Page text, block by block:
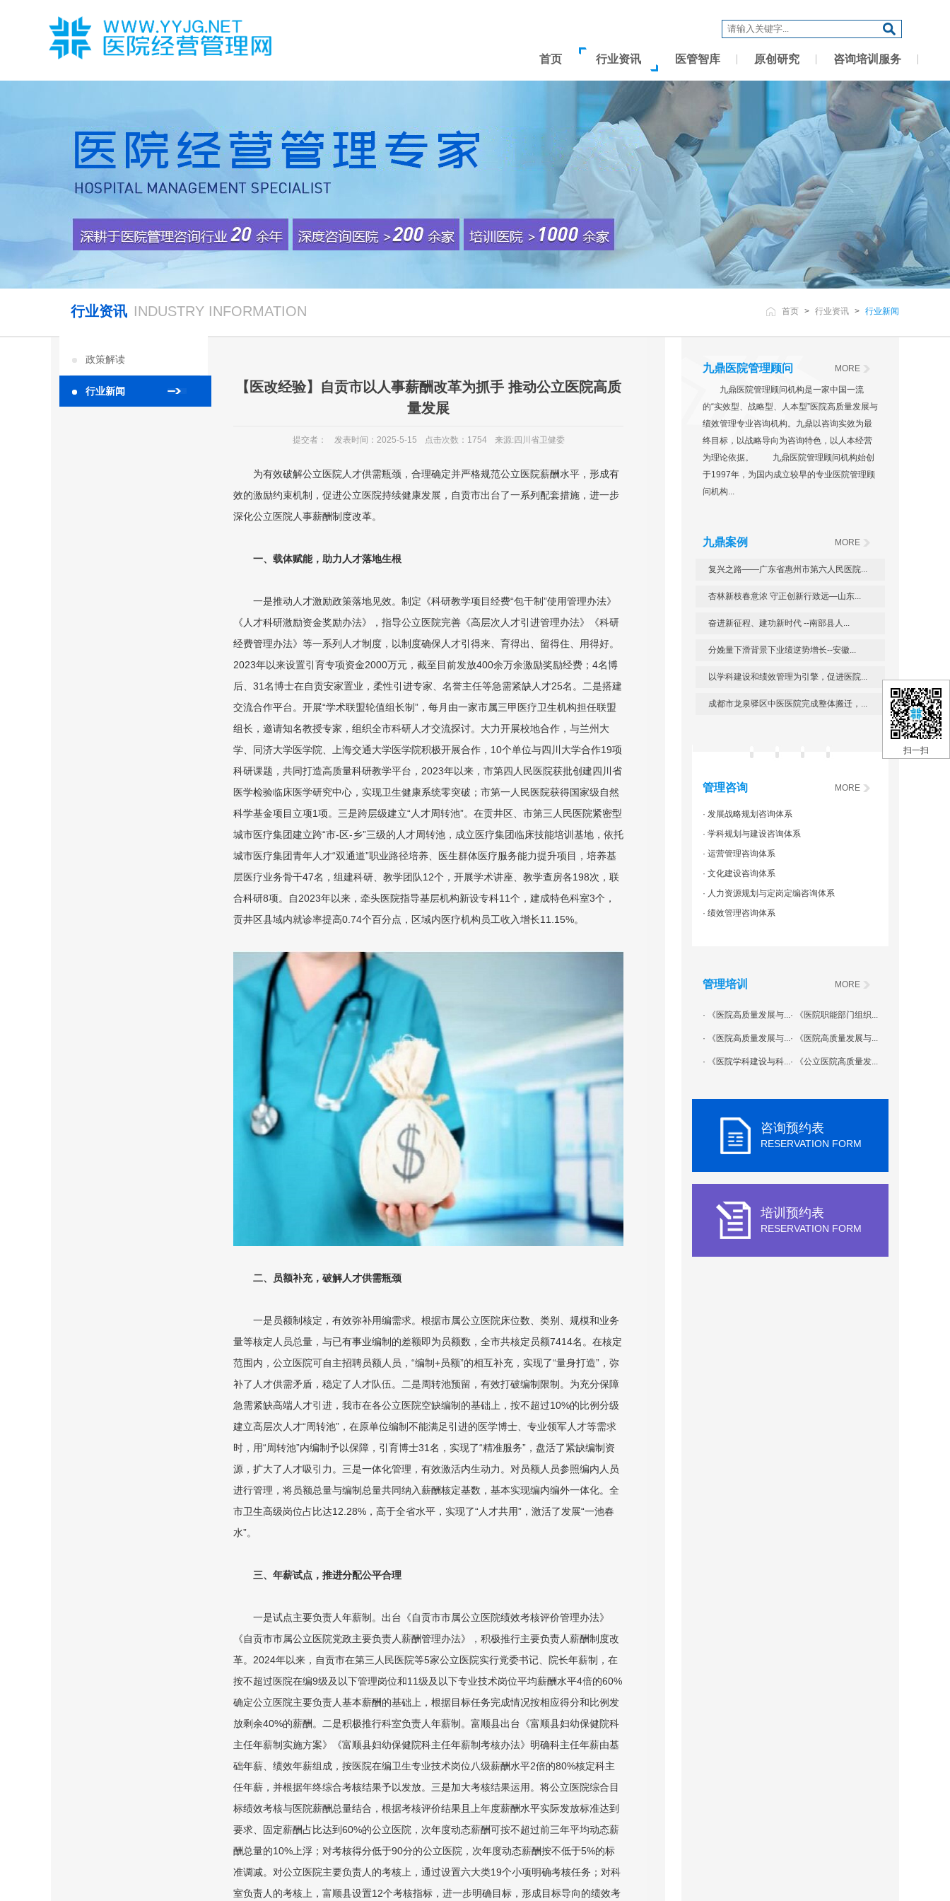
首页 行业资讯 医管智库 原创研究 咨询培训服务
行业资讯 INDUSTRY INFORMATION 首页 > 行业资讯 > 行业新闻
政策解读
行业新闻
【医改经验】自贡市以人事薪酬改革为抓手 推动公立医院高质
量发展
提交者： 发表时间：2025-5-15 点击次数：1754 来源:四川省卫健委
为有效破解公立医院人才供需瓶颈，合理确定并严格规范公立医院薪酬水平，形成有
效的激励约束机制，促进公立医院持续健康发展，自贡市出台了一系列配套措施，进一步
深化公立医院人事薪酬制度改革。
一、载体赋能，助力人才落地生根
一是推动人才激励政策落地见效。制定《科研教学项目经费“包干制”使用管理办法》
《人才科研激励资金奖励办法》，指导公立医院完善《高层次人才引进管理办法》《科研
经费管理办法》等一系列人才制度，以制度确保人才引得来、育得出、留得住、用得好。
2023年以来设置引育专项资金2000万元，截至目前发放400余万余激励奖励经费；4名博
后、31名博士在自贡安家置业，柔性引进专家、名誉主任等急需紧缺人才25名。二是搭建
交流合作平台。开展“学术联盟轮值组长制”，每月由一家市属三甲医疗卫生机构担任联盟
组长，邀请知名教授专家，组织全市科研人才交流探讨。大力开展校地合作，与兰州大
学、同济大学医学院、上海交通大学医学院积极开展合作，10个单位与四川大学合作19项
科研课题，共同打造高质量科研教学平台，2023年以来，市第四人民医院获批创建四川省
医学检验临床医学研究中心，实现卫生健康系统零突破；市第一人民医院获得国家级自然
科学基金项目立项1项。三是跨层级建立“人才周转池”。在贡井区、市第三人民医院紧密型
城市医疗集团建立跨“市-区-乡”三级的人才周转池，成立医疗集团临床技能培训基地，依托
城市医疗集团青年人才“双通道”职业路径培养、医生群体医疗服务能力提升项目，培养基
层医疗业务骨干47名，组建科研、教学团队12个，开展学术讲座、教学查房各198次，联
合科研8项。自2023年以来，牵头医院指导基层机构新设专科11个，建成特色科室3个，
贡井区县域内就诊率提高0.74个百分点，区域内医疗机构员工收入增长11.15%。
二、员额补充，破解人才供需瓶颈
一是员额制核定，有效弥补用编需求。根据市属公立医院床位数、类别、规模和业务
量等核定人员总量，与已有事业编制的差额即为员额数，全市共核定员额7414名。在核定
范围内，公立医院可自主招聘员额人员，“编制+员额”的相互补充，实现了“量身打造”，弥
补了人才供需矛盾，稳定了人才队伍。二是周转池预留，有效打破编制限制。为充分保障
急需紧缺高端人才引进，我市在各公立医院空缺编制的基础上，按不超过10%的比例分级
建立高层次人才“周转池”，在原单位编制不能满足引进的医学博士、专业领军人才等需求
时，用“周转池”内编制予以保障，引育博士31名，实现了“精准服务”，盘活了紧缺编制资
源，扩大了人才吸引力。三是一体化管理，有效激活内生动力。对员额人员参照编内人员
进行管理，将员额总量与编制总量共同纳入薪酬核定基数，基本实现编内编外一体化。全
市卫生高级岗位占比达12.28%，高于全省水平，实现了“人才共用”，激活了发展“一池春
水”。
三、年薪试点，推进分配公平合理
一是试点主要负责人年薪制。出台《自贡市市属公立医院绩效考核评价管理办法》
《自贡市市属公立医院党政主要负责人薪酬管理办法》，积极推行主要负责人薪酬制度改
革。2024年以来，自贡市在第三人民医院等5家公立医院实行党委书记、院长年薪制，在
按不超过医院在编9级及以下管理岗位和11级及以下专业技术岗位平均薪酬水平4倍的60%
确定公立医院主要负责人基本薪酬的基础上，根据目标任务完成情况按相应得分和比例发
放剩余40%的薪酬。二是积极推行科室负责人年薪制。富顺县出台《富顺县妇幼保健院科
主任年薪制实施方案》《富顺县妇幼保健院科主任年薪制考核办法》明确科主任年薪由基
础年薪、绩效年薪组成，按医院在编卫生专业技术岗位八级薪酬水平2倍的80%核定科主
任年薪，并根据年终综合考核结果予以发放。三是加大考核结果运用。将公立医院综合目
标绩效考核与医院薪酬总量结合，根据考核评价结果且上年度薪酬水平实际发放标准达到
要求、固定薪酬占比达到60%的公立医院，次年度动态薪酬可按不超过前三年平均动态薪
酬总量的10%上浮；对考核得分低于90分的公立医院，次年度动态薪酬按不低于5%的标
准调减。对公立医院主要负责人的考核上，通过设置六大类19个小项明确考核任务；对科
室负责人的考核上，富顺县设置12个考核指标，进一步明确目标，形成目标导向的绩效考
九鼎医院管理顾问 MORE
九鼎医院管理顾问机构是一家中国一流
的“实效型、战略型、人本型”医院高质量发展与
绩效管理专业咨询机构。九鼎以咨询实效为最
终目标，以战略导向为咨询特色，以人本经营
为理论依据。 九鼎医院管理顾问机构始创
于1997年，为国内成立较早的专业医院管理顾
问机构...
九鼎案例 MORE
复兴之路——广东省惠州市第六人民医院...
杏林新枝春意浓 守正创新行致远—山东...
奋进新征程、建功新时代 --南部县人...
分娩量下滑背景下业绩逆势增长--安徽...
以学科建设和绩效管理为引擎，促进医院...
成都市龙泉驿区中医医院完成整体搬迁，...
管理咨询 MORE
· 发展战略规划咨询体系
· 学科规划与建设咨询体系
· 运营管理咨询体系
· 文化建设咨询体系
· 人力资源规划与定岗定编咨询体系
· 绩效管理咨询体系
管理培训 MORE
· 《医院高质量发展与...· 《医院职能部门组织...
· 《医院高质量发展与...· 《医院高质量发展与...
· 《医院学科建设与科...· 《公立医院高质量发...
咨询预约表
RESERVATION FORM
培训预约表
RESERVATION FORM
扫一扫